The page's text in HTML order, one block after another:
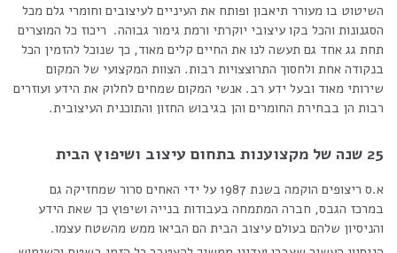
השיטוט בו מעורר תיאבון ופותח את העיניים לעיצובים וחומרי גלם מכל
הסגנונות והכל בקו עיצובי יוקרתי ורמת גימור גבוהה. ריכוז כל המוצרים
תחת גג אחד גם תעשה לנו את החיים קלים מאוד, כך שנוכל להזמין הכל
בנקודה אחת ולחסוך התרוצצויות רבות. הצוות המקצועי של המקום
שירותי מאוד ובעל ידע רב. אנשי המקום שמחים לחלוק את הידע ועוזרים
רבות הן בבחירת החומרים והן בגיבוש החזון והתוכנית העיצובית.
25 שנה של מקצוענות בתחום עיצוב ושיפוץ הבית
א.ס ריצופים הוקמה בשנת 1987 על ידי האחים סרור שמחזיקה גם
במרכז הגבס, חברה המתמחה בעבודות בנייה ושיפוץ כך שאת הידע
והניסיון שלהם בעולם עיצוב הבית הם הביאו ממש מהשטח עצמו.